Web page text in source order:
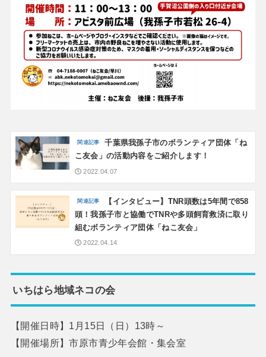
千葉県我孫子市のボランティア団体「ね
こ友会」の活動内容をご紹介します！
2022.04.07
【インタビュー】TNR頭数は5年間で858
頭！我孫子市と協働でTNRや多頭飼育救済に取り
組むボランティア団体「ねこ友会」
2022.04.14
いちはら地域ネコの会
【開催日時】1月15日（日）13時～
【開催場所】市原市青少年会館・集会室